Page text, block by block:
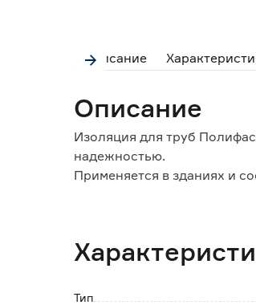
Описание
Описание
Изоляция для труб
надежностью.
Применяется в зданиях и
Изоляция имеет клеевую
Преимущества и
Тип